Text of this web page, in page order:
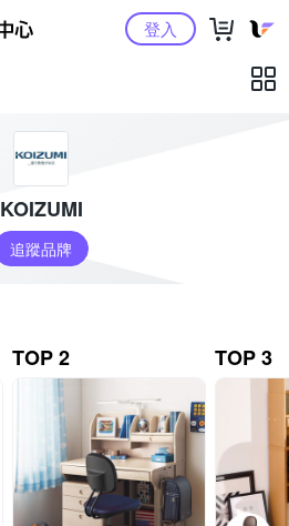
Yahoo購物中心登入
KOIZUMI
追蹤品牌
TOP 2 TOP 3